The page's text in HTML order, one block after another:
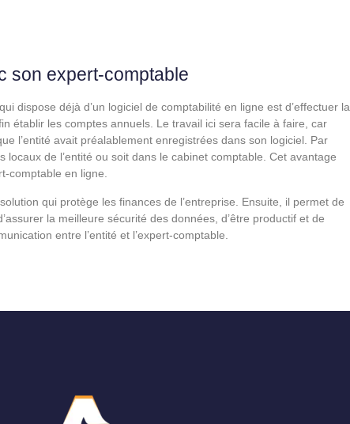
son expert-comptable
dispose déjà d’un logiciel de comptabilité en ligne est d’effectuer la
établir les comptes annuels. Le travail ici sera facile à faire, car
l’entité avait préalablement enregistrées dans son logiciel. Par
de l’entité ou soit dans le cabinet comptable. Cet avantage
comptable en ligne.
qui protège les finances de l’entreprise. Ensuite, il permet de
la meilleure sécurité des données, d’être productif et de
entre l’entité et l’expert-comptable.